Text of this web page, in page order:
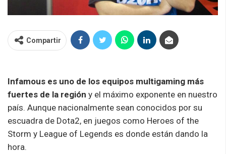
Compartir
Infamous es uno de los equipos multigaming más
fuertes de la región y el máximo exponente en nuestro
país. Aunque nacionalmente sean conocidos por su
escuadra de Dota2, en juegos como Heroes of the
Storm y League of Legends es donde están dando la
hora.